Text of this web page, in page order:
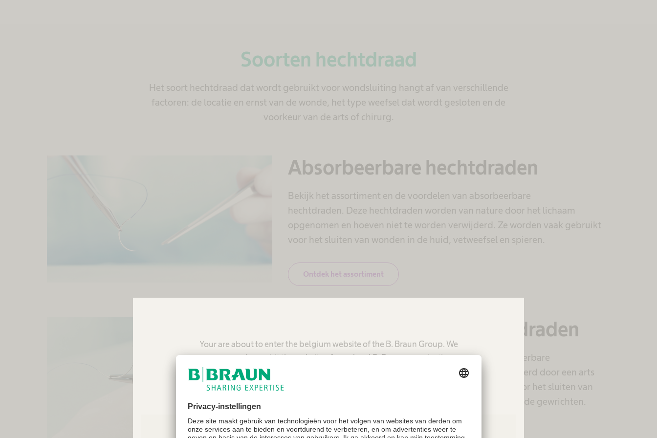
Your are about to enter the belgium website of the B. Braun Group. We
recommend you visit the website of your local B. Braun organization.
Belgium - B. Braun Medical N.V./S.A.
Soorten hechtdraad
Het soort hechtdraad dat wordt gebruikt voor wondsluiting hangt af van verschillende
factoren: de locatie en ernst van de wonde, het type weefsel dat wordt gesloten en de
voorkeur van de arts of chirurg.
Absorbeerbare hechtdraden
Bekijk het assortiment en de voordelen van absorbeerbare
hechtdraden. Deze hechtdraden worden van nature door het lichaam
opgenomen en hoeven niet te worden verwijderd. Ze worden vaak gebruikt
voor het sluiten van wonden in de huid, vetweefsel en spieren.
Ontdek het assortiment
Niet-absorbeerbare hechtdraden
Bekijk het assortiment en de voordelen van niet-absorbeerbare
hechtdraden. Deze hechtdraden moeten worden verwijderd door een arts
nadat de wonde genezen is. Ze worden vaak gebruikt voor het sluiten van
wonden in gebieden die veel spanning ondergaan, zoals de gewrichten.
Ontdek het assortiment